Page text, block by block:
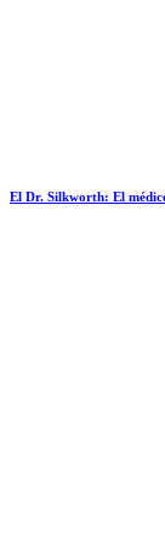
El Dr. Silkworth: El